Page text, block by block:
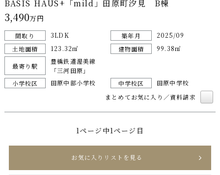
BASIS HAUS+「mild」田原町汐見 B棟
3,490万円
間取り 3LDK 築年月
2025/09
土地面積
123.32㎡ 建物面積 99.38㎡
最寄り駅
豊橋鉄道渥美線
「三河田原」
小学校区
田原中部小学校 中学校区
田原中学校
まとめてお気に入り／資料請求
1ページ中1ページ目
お気に入りリストを見る